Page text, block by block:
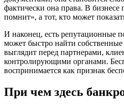
фактически она права. В бизнесе
помнит», а тот, кто может
И наконец, есть репутационные
может быстро найти
выглядит перед партнерами,
контролирующими органами.
воспринимается как признак
При чем здесь